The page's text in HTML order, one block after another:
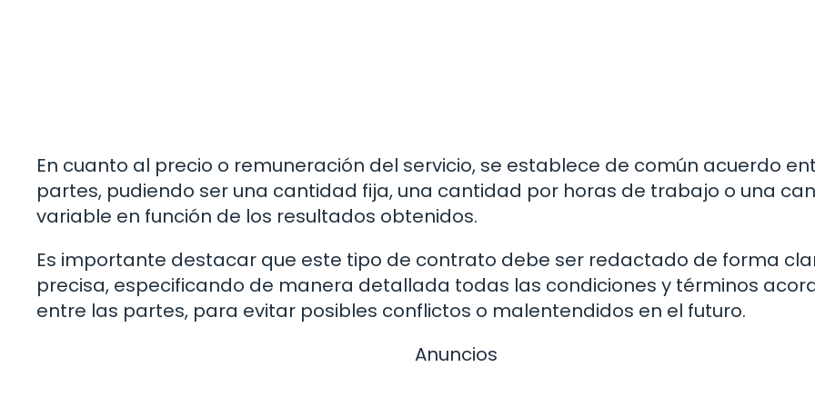
En cuanto al precio o remuneración del servicio, se establece de común acuerdo
partes, pudiendo ser una cantidad fija, una cantidad por horas de trabajo o una
variable en función de los resultados obtenidos.
Es importante destacar que este tipo de contrato debe ser redactado de forma
precisa, especificando de manera detallada todas las condiciones y términos
entre las partes, para evitar posibles conflictos o malentendidos en el futuro.
Anuncios